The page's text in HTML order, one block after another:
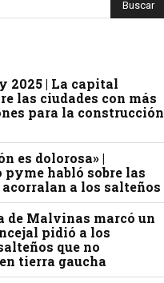
2025 | La capital
las ciudades con más
para la construcción
es dolorosa» |
pyme habló sobre las
acorralan a los salteños
de Malvinas marcó un
pidió a los
que no
tierra gaucha